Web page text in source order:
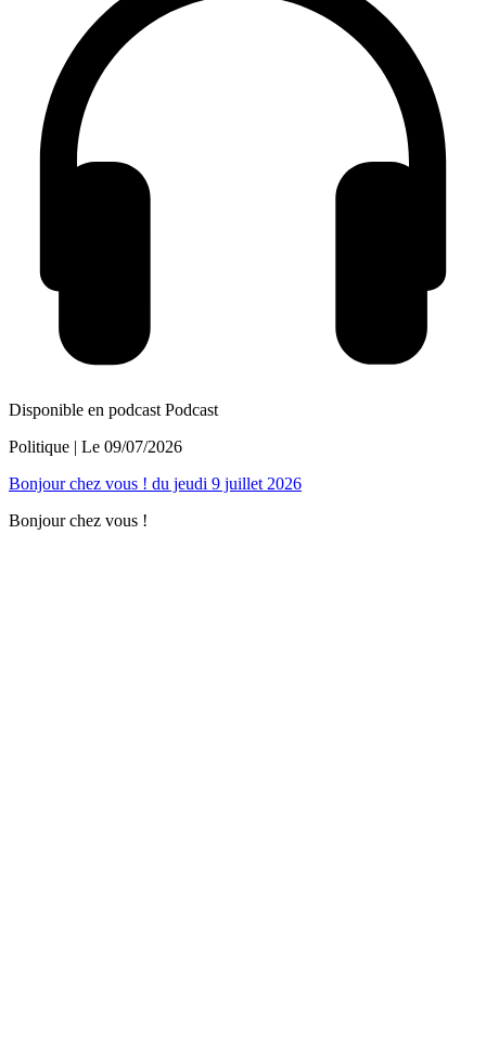
Disponible en podcast Podcast
Politique | Le 09/07/2026
Bonjour chez vous ! du jeudi 9 juillet 2026
Bonjour chez vous !